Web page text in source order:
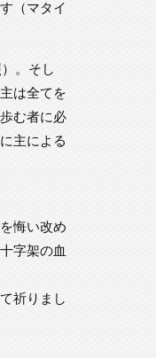
（マタイ
。そし
は全てを
む者に必
主による
悔い改め
字架の血
祈りまし